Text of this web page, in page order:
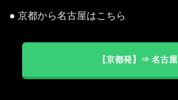
● 京都から名古屋はこちら
【京都発】⇒ 名古屋